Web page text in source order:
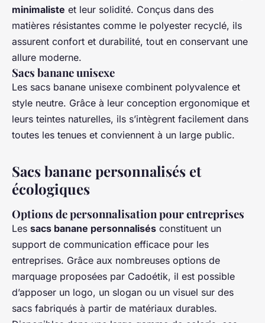
minimaliste et leur solidité. Conçus dans des
matières résistantes comme le polyester recyclé, ils
assurent confort et durabilité, tout en conservant une
allure moderne.
Sacs banane unisexe
Les sacs banane unisexe combinent polyvalence et
style neutre. Grâce à leur conception ergonomique et
leurs teintes naturelles, ils s’intègrent facilement dans
toutes les tenues et conviennent à un large public.
Sacs banane personnalisés et
écologiques
Options de personnalisation pour entreprises
Les sacs banane personnalisés constituent un
support de communication efficace pour les
entreprises. Grâce aux nombreuses options de
marquage proposées par Cadoétik, il est possible
d’apposer un logo, un slogan ou un visuel sur des
sacs fabriqués à partir de matériaux durables.